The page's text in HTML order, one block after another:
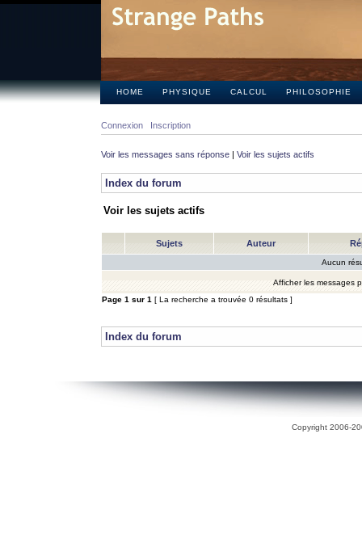
HOME PHYSIQUE CALCUL PHILOSOPHIE
Connexion Inscription
Voir les messages sans réponse | Voir les sujets actifs
Index du forum
Voir les sujets actifs
Sujets Auteur
Aucun
Afficher les messages
Page 1 sur 1 [ La recherche a trouvée 0 résultats ]
Index du forum
Copyright 2006-